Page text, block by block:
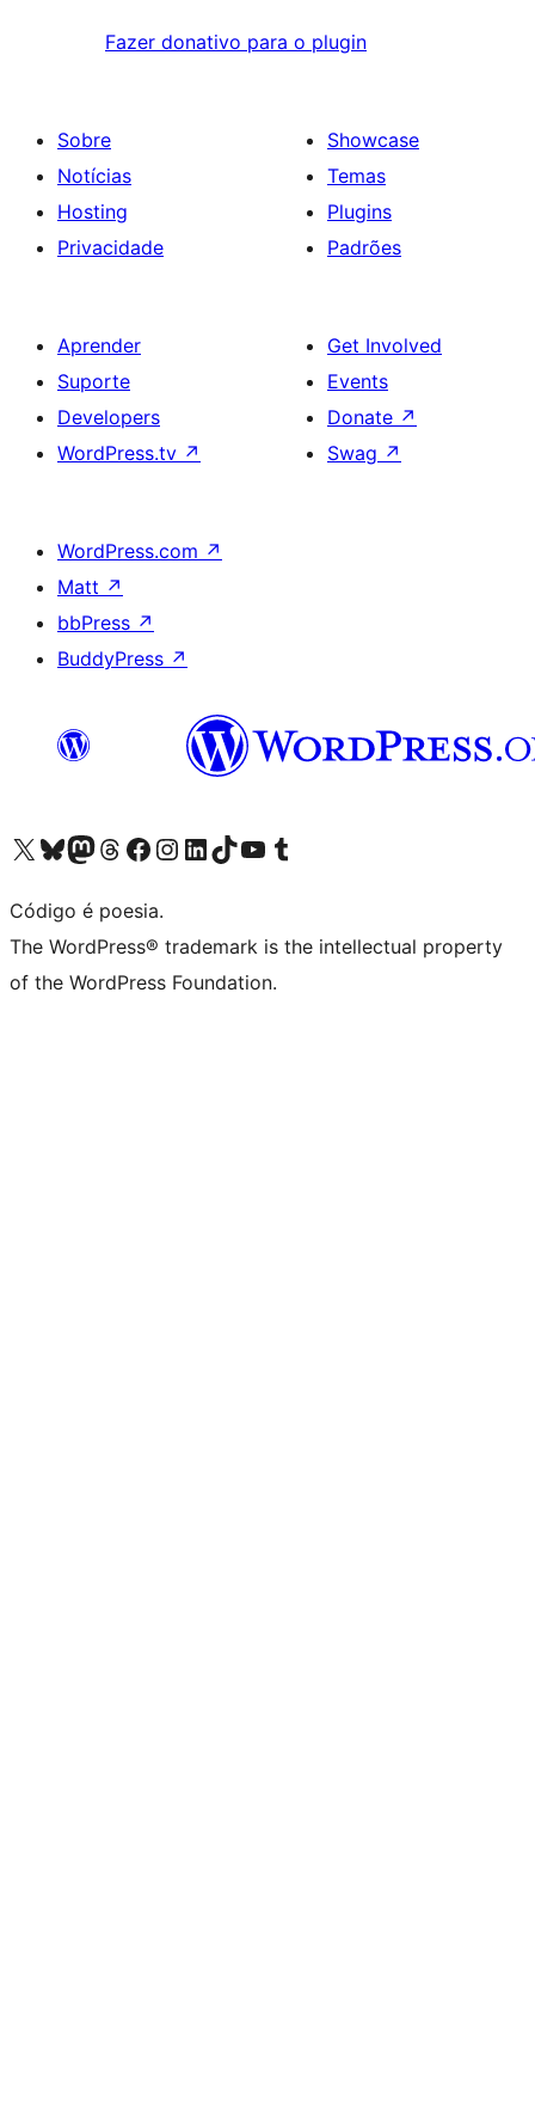
Fazer donativo para o plugin
Sobre
Notícias
Hosting
Privacidade
Showcase
Temas
Plugins
Padrões
Aprender
Suporte
Developers
WordPress.tv ↗
Get Involved
Events
Donate ↗
Swag ↗
WordPress.com ↗
Matt ↗
bbPress ↗
BuddyPress ↗
Visite a nossa conta X (antigo Twitter)
Visit our Bluesky account
Visit our Mastodon account
Visit our Threads account
Visite a nossa página do Facebook
Visite a nossa conta no Instagram
Visite a nossa conta no LinkedIn
Visit our TikTok account
Visit our YouTube channel
Visit our Tumblr account
Código é poesia.
The WordPress® trademark is the intellectual property
of the WordPress Foundation.